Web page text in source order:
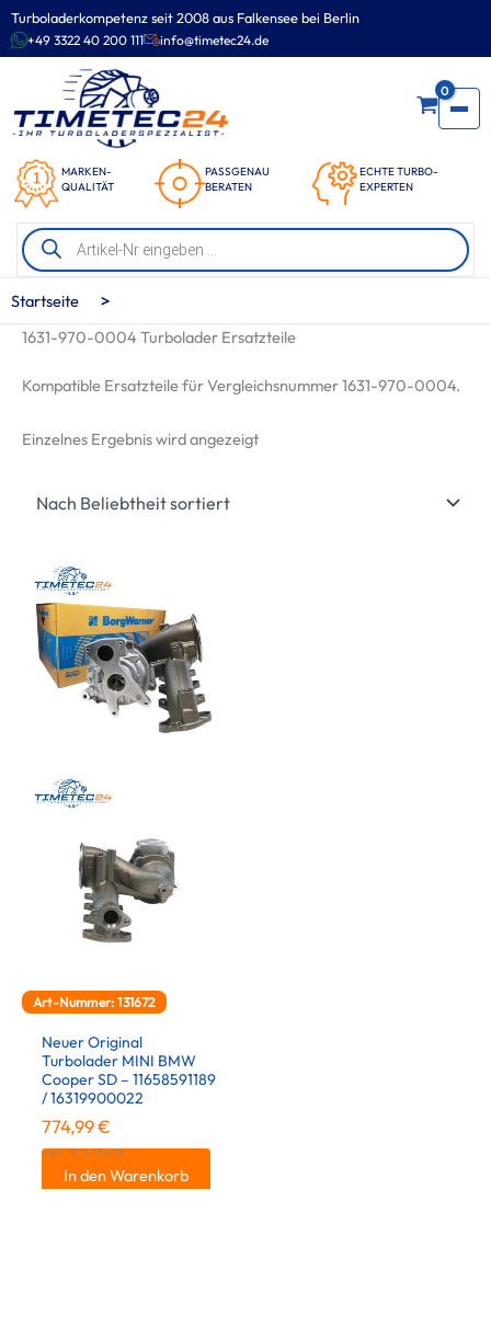
Turboladerkompetenz seit 2008 aus Falkensee bei Berlin
+49 3322 40 200 111 info@timetec24.de
MARKEN-
QUALITÄT
PASSGENAU
BERATEN
ECHTE TURBO-
EXPERTEN
0
Products
search
Zum
Inhalt
springen
Startseite >
1631-970-0004 Turbolader Ersatzteile
Kompatible Ersatzteile für Vergleichsnummer 1631-970-0004.
Einzelnes Ergebnis wird angezeigt
Art-Nummer: 131672
Neuer Original
Turbolader MINI BMW
Cooper SD – 11658591189
/ 16319900022
774,99€
inkl. 19 % MwSt.
In den Warenkorb